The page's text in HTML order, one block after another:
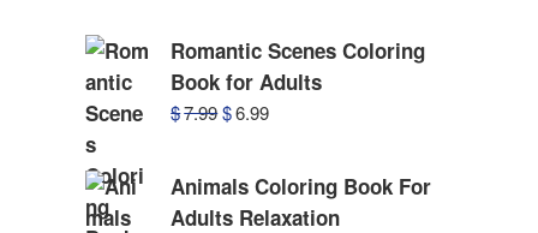
Romantic Scenes Coloring
Book for Adults
$7.99$6.99
Animals Coloring Book For
Adults Relaxation